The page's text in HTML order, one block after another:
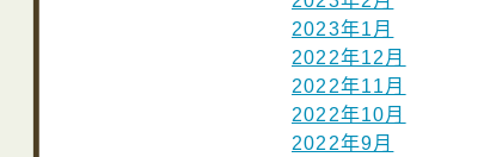
2023年1月
2022年12月
2022年11月
2022年10月
2022年9月